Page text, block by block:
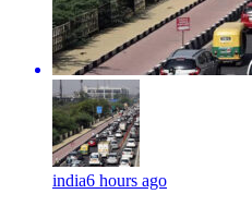
india6 hours ago